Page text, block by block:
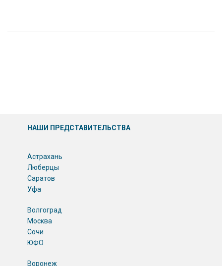
НАШИ ПРЕДСТАВИТЕЛЬСТВА
Астрахань
Люберцы
Саратов
Уфа
Волгоград
Москва
Сочи
ЮФО
Воронеж